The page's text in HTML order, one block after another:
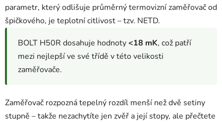
parametr, který odlišuje průměrný termovizní zaměřovač od
špičkového, je teplotní citlivost – tzv. NETD.
BOLT H50R dosahuje hodnoty <18 mK, což patří
mezi nejlepší ve své třídě v této velikosti
zaměřovače.
Zaměřovač rozpozná tepelný rozdíl menší než dvě setiny
stupně – takže nezachytíte jen zvěř a její stopy, ale přečtete